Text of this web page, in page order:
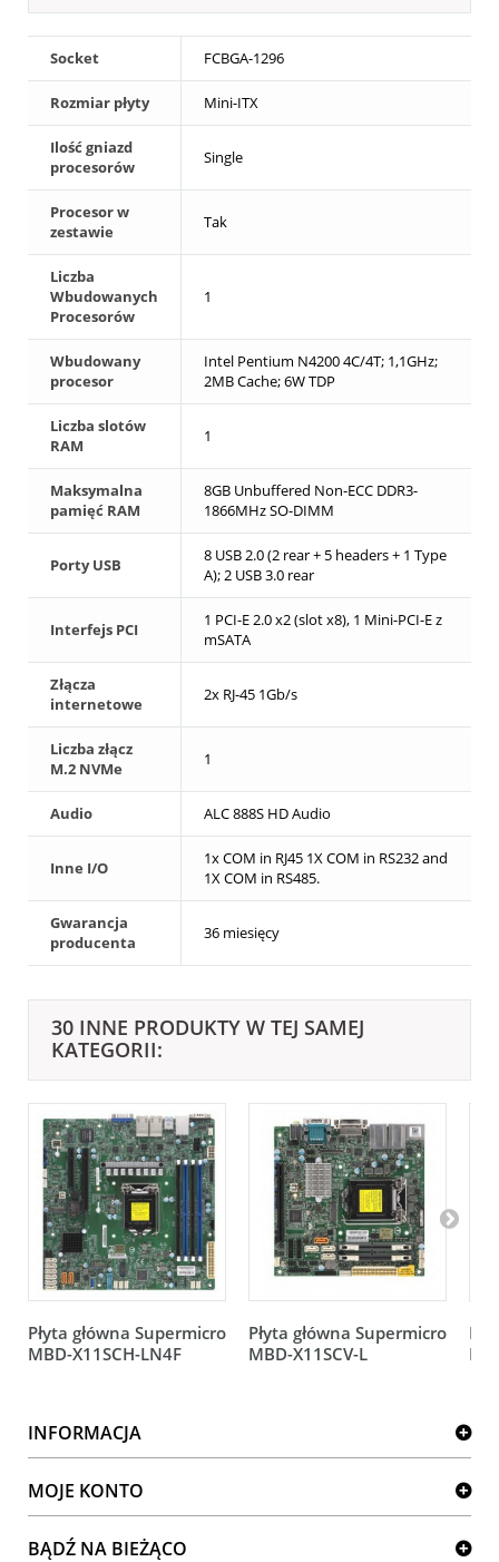
Socket FCBGA-1296
Rozmiar płyty Mini-ITX
Ilość gniazd
procesorów
Single
Procesor w
zestawie
Tak
Liczba
Wbudowanych
Procesorów
1
Wbudowany
procesor
Intel Pentium N4200 4C/4T; 1,1GHz;
2MB Cache; 6W TDP
Liczba slotów
RAM
1
Maksymalna
pamięć RAM
8GB Unbuffered Non-ECC DDR3-
1866MHz SO-DIMM
Porty USB
8 USB 2.0 (2 rear + 5 headers + 1 Type
A); 2 USB 3.0 rear
Interfejs PCI
1 PCI-E 2.0 x2 (slot x8), 1 Mini-PCI-E z
mSATA
Złącza
internetowe
2x RJ-45 1Gb/s
Liczba złącz
M.2 NVMe
1
Audio ALC 888S HD Audio
Inne I/O
1x COM in RJ45 1X COM in RS232 and
1X COM in RS485.
Gwarancja
producenta
36 miesięcy
30 INNE PRODUKTY W TEJ SAMEJ
KATEGORII:
Płyta główna Supermicro
MBD-X11SCH-LN4F
Płyta główna Supermicro
MBD-X11SCV-L
INFORMACJA
MOJE KONTO
BĄDŹ NA BIEŻĄCO